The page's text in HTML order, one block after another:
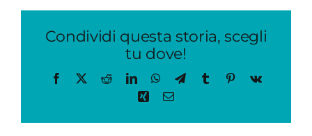
DEI
SPIAGGIA
Condividi questa storia, scegli
tu dove!
Facebook
X RedditLinkedInWhatsApp
TelegramTumblrPinterest
Vk
Xing Email